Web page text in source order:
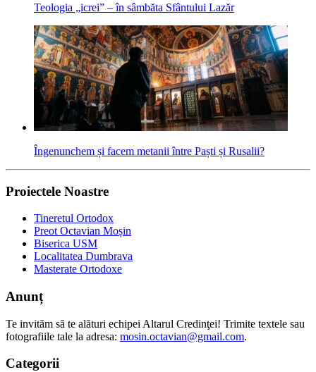
Teologia „icrei” – în sâmbăta Sfântului Lazăr
Îngenunchem și facem metanii între Paști și Rusalii?
Proiectele Noastre
Tineretul Ortodox
Preot Octavian Moșin
Biserica USM
Localitatea Dumbrava
Masterate Ortodoxe
Anunț
Te invităm să te alături echipei Altarul Credinţei! Trimite textele sau
fotografiile tale la adresa: mosin.octavian@gmail.com.
Categorii